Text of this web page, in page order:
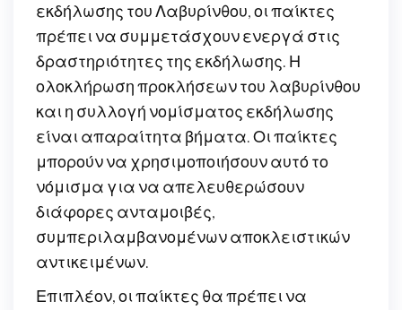
εκδήλωσης του Λαβυρίνθου, οι παίκτες
πρέπει να συμμετάσχουν ενεργά στις
δραστηριότητες της εκδήλωσης. Η
ολοκλήρωση προκλήσεων του λαβυρίνθου
και η συλλογή νομίσματος εκδήλωσης
είναι απαραίτητα βήματα. Οι παίκτες
μπορούν να χρησιμοποιήσουν αυτό το
νόμισμα για να απελευθερώσουν
διάφορες ανταμοιβές,
συμπεριλαμβανομένων αποκλειστικών
αντικειμένων.
Επιπλέον, οι παίκτες θα πρέπει να